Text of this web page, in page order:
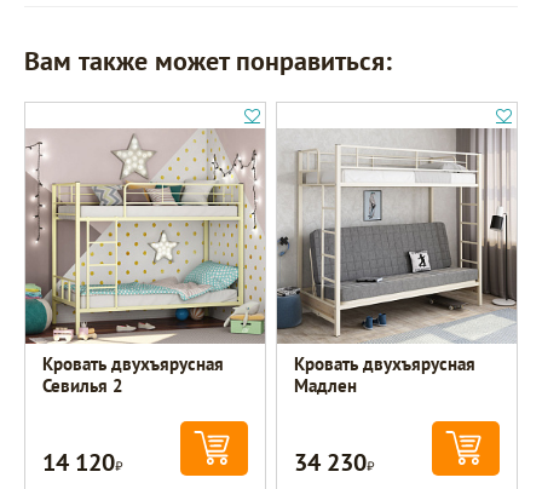
Вам также может понравиться:
Кровать двухъярусная
Севилья 2
14 120Р
Кровать двухъярусная
Мадлен
34 230Р